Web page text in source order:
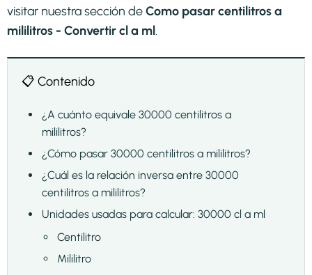
visitar nuestra sección deComo pasar centilitros a
mililitros - Convertir cl a ml.
📋 Contenido
¿A cuánto equivale 30000 centilitros a
mililitros?
¿Cómo pasar 30000 centilitros a mililitros?
¿Cuál es la relación inversa entre 30000
centilitros a mililitros?
Unidades usadas para calcular: 30000 cl a ml
Centilitro
Mililitro